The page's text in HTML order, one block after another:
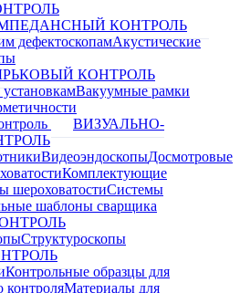
КОНТРОЛЬ
дефектоскопамАкустические
КОНТРОЛЬ
Вакуумные рамки
ВИЗУАЛЬНО-
ВидеоэндоскопыДосмотровые
Комплектующие
шероховатостиСистемы
шаблоны сварщика
Структуроскопы
Контрольные образцы для
контроляМатериалы для